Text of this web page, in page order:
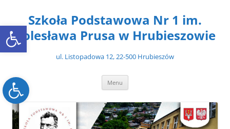
Open toolbar
Open toolbar
treściSzkoła Podstawowa Nr 1 im.
Bolesława Prusa w Hrubieszowie
ul. Listopadowa 12, 22-500 Hrubieszów
Menu